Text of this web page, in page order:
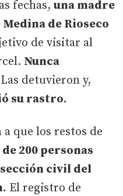
fechas, una madre
de Rioseco
de visitar al
Nunca
detuvieron y,
su rastro.
que los restos de
200 personas
sección civil del
El registro de